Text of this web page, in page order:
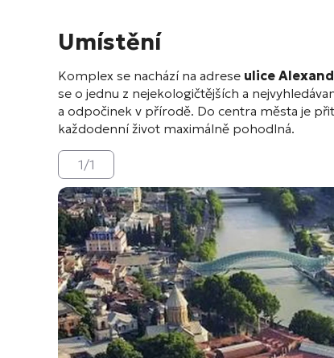
Umístění
Komplex se nachází na adrese ulice
se o jednu z nejekologičtějších a
a odpočinek v přírodě. Do centra města je
každodenní život maximálně pohodlná.
1/1